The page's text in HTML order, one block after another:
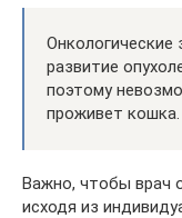
Онкологические
развитие
поэтому
проживет кошка.
Важно, чтобы врач
исходя из